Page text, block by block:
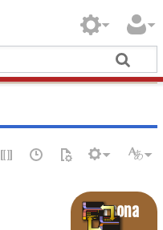
Persona